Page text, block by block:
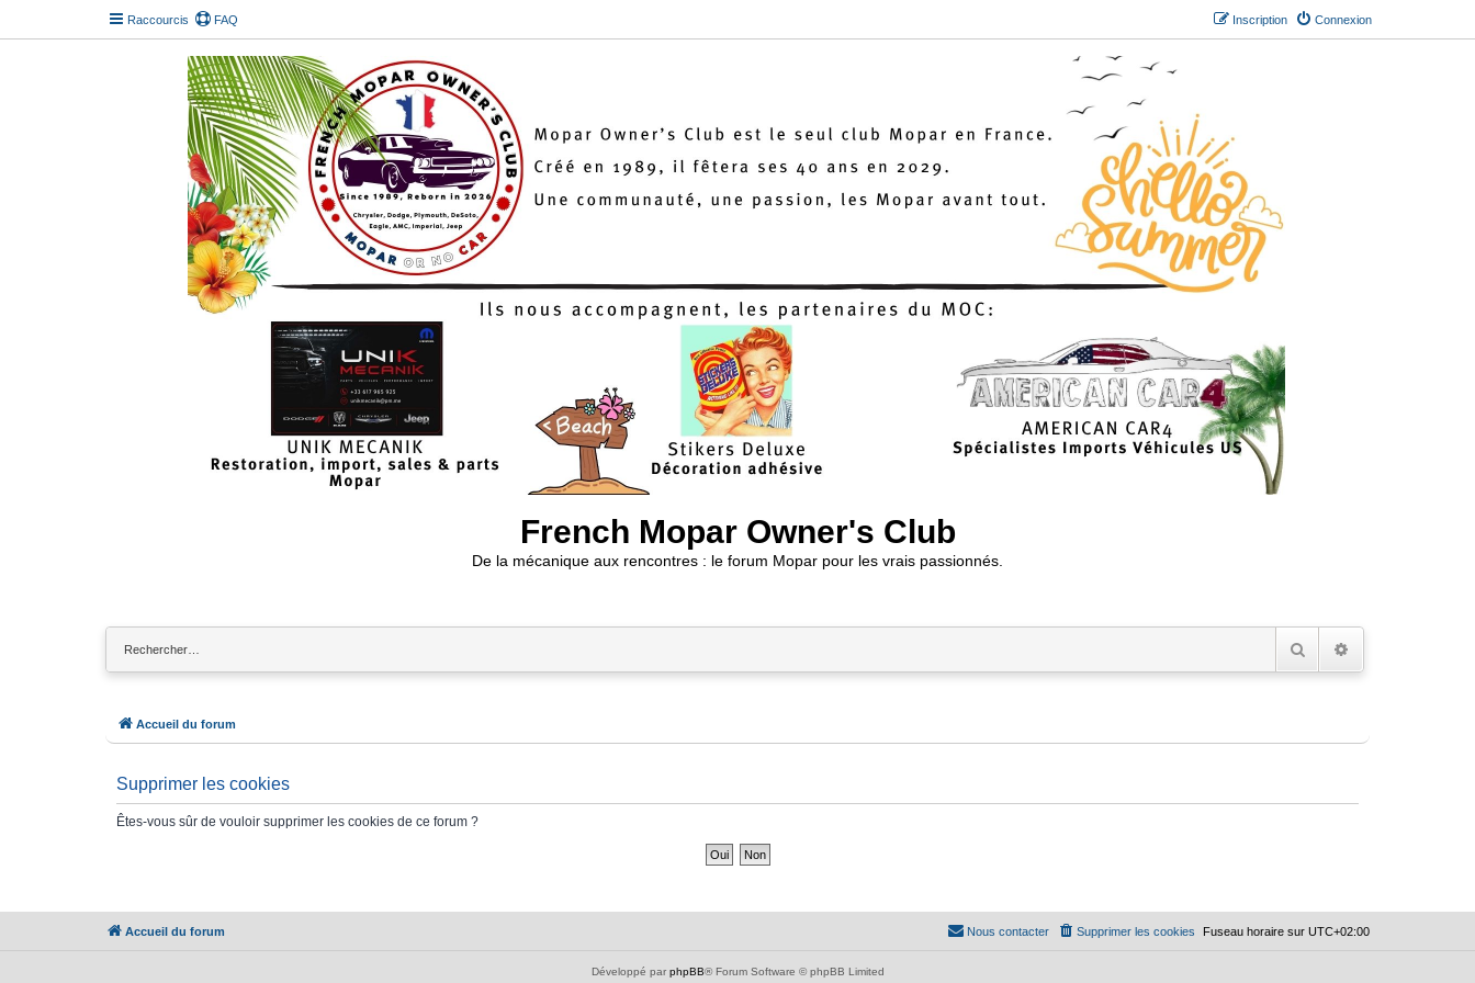
Raccourcis FAQ Connexion
Inscription
French Mopar Owner's Club
De la mécanique aux rencontres : le forum Mopar pour les vrais passionnés.
RechercherRecherche avancée
Accueil du forum
Supprimer les cookies
Êtes-vous sûr de vouloir supprimer les cookies de ce forum ?
Accueil du forum Fuseau horaire sur UTC+02:00
Supprimer les cookies
Nous contacter
Développé par phpBB® Forum Software © phpBB Limited